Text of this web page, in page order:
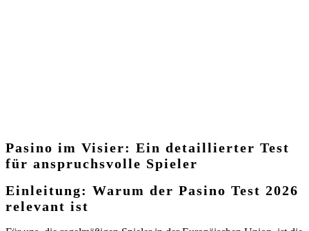
Pasino im Visier: Ein detaillierter Test
für anspruchsvolle Spieler
Einleitung: Warum der Pasino Test 2026
relevant ist